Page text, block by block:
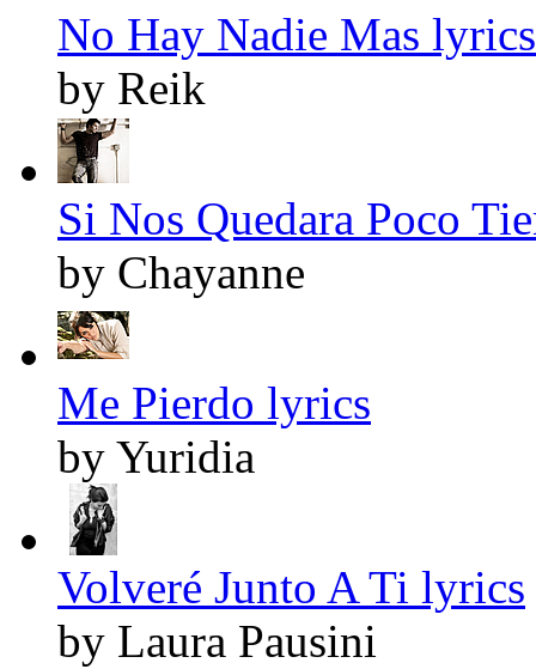
No Hay Nadie Mas lyrics
by Reik
Si Nos Quedara Poco
by Chayanne
Me Pierdo lyrics
by Yuridia
Volveré Junto A Ti lyrics
by Laura Pausini